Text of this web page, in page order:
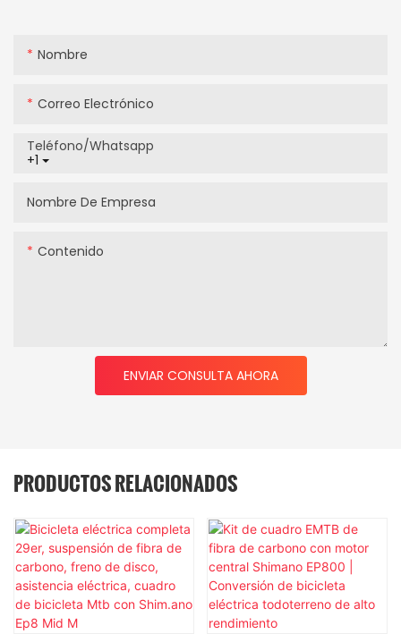
Nombre
Correo Electrónico
+1
Teléfono/whatsapp
Nombre De Empresa
Contenido
ENVIAR CONSULTA AHORA
PRODUCTOS RELACIONADOS